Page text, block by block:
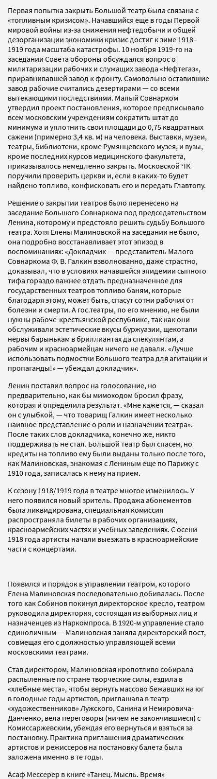
Первая попытка закрыть Большой театр была связана с
«топливным кризисом». Начавшийся еще в годы Первой
мировой войны из-за снижения нефтедобычи и общей
дезорганизации экономики кризис достиг к зиме 1918–
1919 года масштаба катастрофы. 10 ноября 1919-го на
заседании Совета обороны обсуждался вопрос о
милитаризации рабочих и служащих завода «Нефтегаз»,
приравнивавшей завод к фронту. Самовольно оставившие
завод рабочие считались дезертирами — со всеми
вытекающими последствиями. Малый Совнарком
утвердил проект постановления, которое предписывало
всем московским учреждениям сократить штат до
минимума и уплотнить свои площади до 0,75 квадратных
сажени (примерно 3,4 кв. м) на человека. Выставки, музеи,
театры, библиотеки, кроме Румянцевского музея, и вузы,
кроме последних курсов медицинского факультета,
приказывалось немедленно закрыть. Московской ЧК
поручили проверить церкви и, если в каких-то будет
найдено топливо, конфисковать его и передать Главтопу.
Решение о закрытии театров было перенесено на
заседание Большого Совнаркома под председательством
Ленина, которому и предстояло решить судьбу Большого
театра. Хотя Елены Малиновской на заседании не было,
она подробно восстанавливает этот эпизод в
воспоминаниях: «Докладчик — представитель Малого
Совнаркома Ф. В. Галкин взволнованно, даже страстно,
доказывал, что в условиях начавшейся эпидемии сыпного
тифа гораздо важнее отдать предназначенное для
государственных театров топливо баням, которые
благодаря этому, может быть, спасут сотни рабочих от
болезни и смерти. А гос.театры, по его мнению, не были
нужны рабоче-крестьянской республике, так как они
обслуживали эстетические вкусы буржуазии, щекотали
нервы барынькам в бриллиантах да спекулянтам, а
рабочим и красноармейцам ничего не давали. «Лучше
использовать подмостки Большого театра для агитации и
пропаганды!» — убеждал докладчик».
Ленин поставил вопрос на голосование, но
предварительно, как бы мимоходом бросил фразу,
которая и определила результат. «Мне кажется, — сказал
он с улыбкой, — что товарищ Галкин имеет несколько
наивное представление о роли и назначении театра».
После таких слов докладчика, конечно же, никто
поддерживать не стал. Большой театр был спасен, но
кредиты на топливо ему были выданы только после того,
как Малиновская, знакомая с Лениным еще по Парижу с
1910 года, записалась к нему на прием.
К сезону 1918/1919 года в театре многое изменилось. У
него появился новый зритель. Продажа абонементов
была ликвидирована, специальная комиссия
распространяла билеты в рабочих организациях,
красноармейских частях и учебных заведениях. С осени
1918 года артисты начали выезжать в красноармейские
части с концертами.
Появился и порядок в управлении театром, которого
Елена Малиновская последовательно добивалась. После
того как Собинов покинул директорское кресло, театром
руководила директория, состоящая из выборных лиц и
назначенцев из Наркомпроса. В 1920-м управление стало
единоличным — Малиновская заняла директорский пост,
совмещая его с должностью управляющей всеми
московскими театрами.
Став директором, Малиновская кропотливо собирала
распыленные по стране творческие силы, ездила в
«хлебные места», чтобы вернуть массово бежавших на юг
в голодные годы артистов, приглашала в театр
«художественников» Лужского, Санина и Немировича-
Данченко, вела переговоры (ничем не закончившиеся) с
Комиссаржевским, убеждая его вернуться и взяться за
постановку. Практика приглашения драматических
артистов и режиссеров на постановку балета была
заложена именно в те годы.
Асаф Мессерер в книге «Танец. Мысль. Время»